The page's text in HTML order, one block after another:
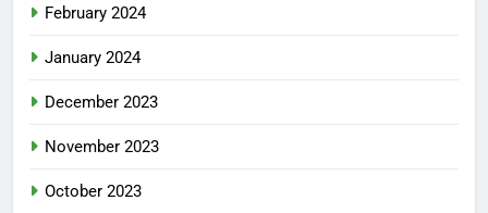
February 2024
January 2024
December 2023
November 2023
October 2023